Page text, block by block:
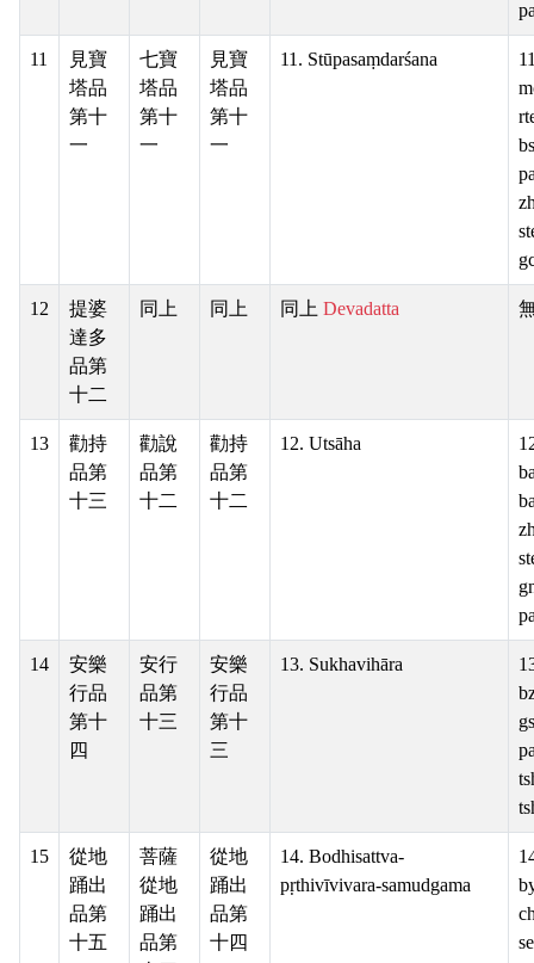
11
見寶
塔品
第十
一
七寶
塔品
第十
一
見寶
塔品
第十
一
11. Stūpasaṃdarśana
12
提婆
達多
品第
十二
同上 同上 同上 Devadatta
13
勸持
品第
十三
勸說
品第
十二
勸持
品第
十二
12. Utsāha
14
安樂
行品
第十
四
安行
品第
十三
安樂
行品
第十
三
13. Sukhavihāra
15
從地
踊出
品第
十五
菩薩
從地
踊出
品第
從地
踊出
品第
十四
14. Bodhisattva-
pṛthivīvivara-samudgama